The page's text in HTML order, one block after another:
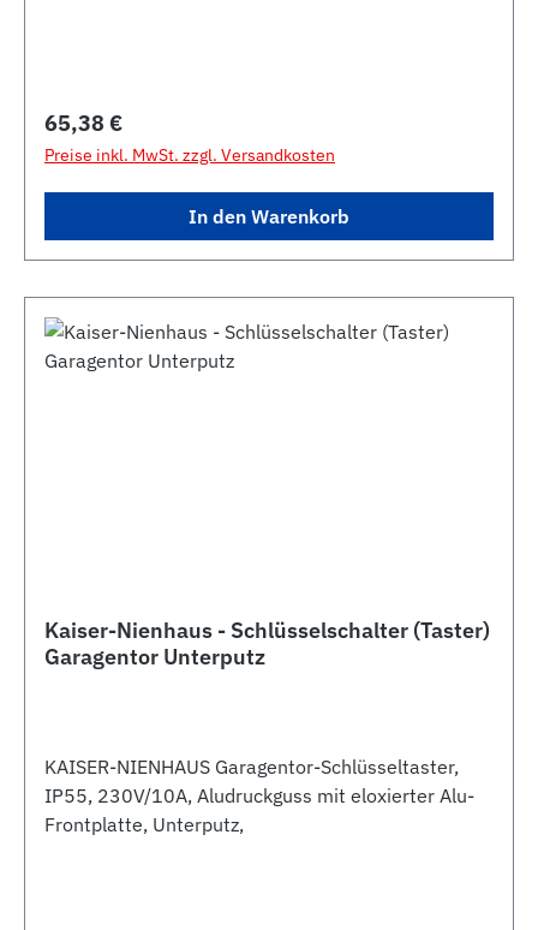
Regulärer Preis:
65,38 €
Preise inkl. MwSt. zzgl. Versandkosten
In den Warenkorb
Kaiser-Nienhaus - Schlüsselschalter (Taster)
Garagentor Unterputz
KAISER-NIENHAUS Garagentor-Schlüsseltaster,
IP55, 230V/10A, Aludruckguss mit eloxierter Alu-
Frontplatte, Unterputz,